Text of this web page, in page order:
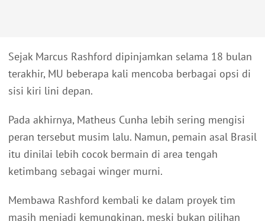
Sejak Marcus Rashford dipinjamkan selama 18 bulan
terakhir, MU beberapa kali mencoba berbagai opsi di
sisi kiri lini depan.
Pada akhirnya, Matheus Cunha lebih sering mengisi
peran tersebut musim lalu. Namun, pemain asal Brasil
itu dinilai lebih cocok bermain di area tengah
ketimbang sebagai winger murni.
Membawa Rashford kembali ke dalam proyek tim
masih menjadi kemungkinan, meski bukan pilihan